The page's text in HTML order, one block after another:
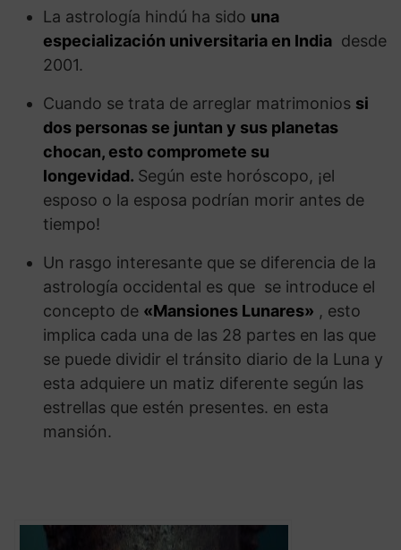
La astrología hindú ha sido una
especialización universitaria en India desde
2001.
Cuando se trata de arreglar matrimonios si
dos personas se juntan y sus planetas
chocan, esto compromete su
longevidad. Según este horóscopo, ¡el
esposo o la esposa podrían morir antes de
tiempo!
Un rasgo interesante que se diferencia de la
astrología occidental es que se introduce el
concepto de «Mansiones Lunares» , esto
implica cada una de las 28 partes en las que
se puede dividir el tránsito diario de la Luna y
esta adquiere un matiz diferente según las
estrellas que estén presentes. en esta
mansión.